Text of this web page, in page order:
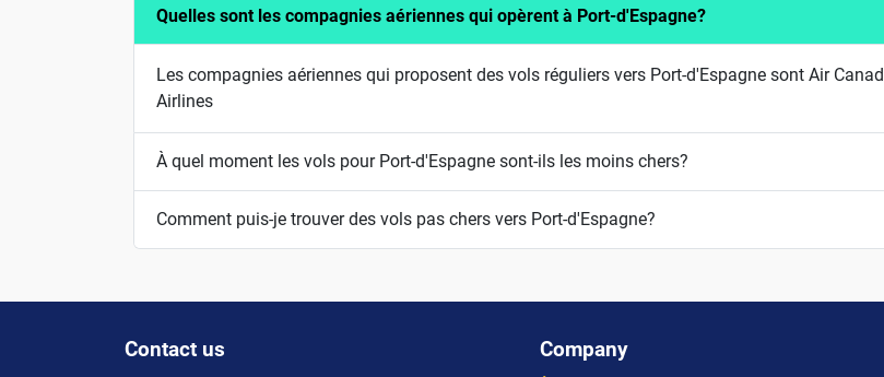
Quelles sont les compagnies aériennes qui opèrent à Port-d'Espagne?
Les compagnies aériennes qui proposent des vols réguliers vers Port-d'Espagne sont Air
Airlines
À quel moment les vols pour Port-d'Espagne sont-ils les moins chers?
Comment puis-je trouver des vols pas chers vers Port-d'Espagne?
Contact us Company